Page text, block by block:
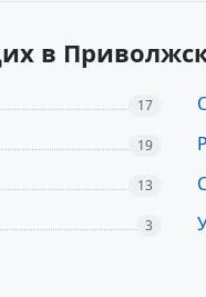
в
17
19
13
3